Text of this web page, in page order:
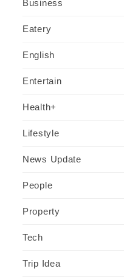
Business
Eatery
English
Entertain
Health+
Lifestyle
News Update
People
Property
Tech
Trip Idea